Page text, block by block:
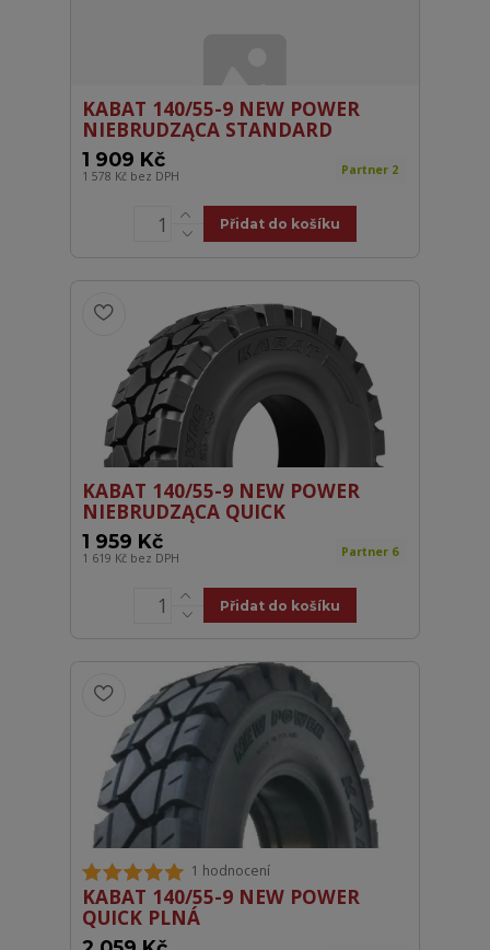
KABAT 140/55-9 NEW POWER
NIEBRUDZĄCA STANDARD
1 909 Kč
1 578 Kč bez DPH Partner 2
Přidat do košíku
KABAT 140/55-9 NEW POWER
NIEBRUDZĄCA QUICK
1 959 Kč
1 619 Kč bez DPH Partner 6
Přidat do košíku
1 hodnocení
KABAT 140/55-9 NEW POWER
QUICK PLNÁ